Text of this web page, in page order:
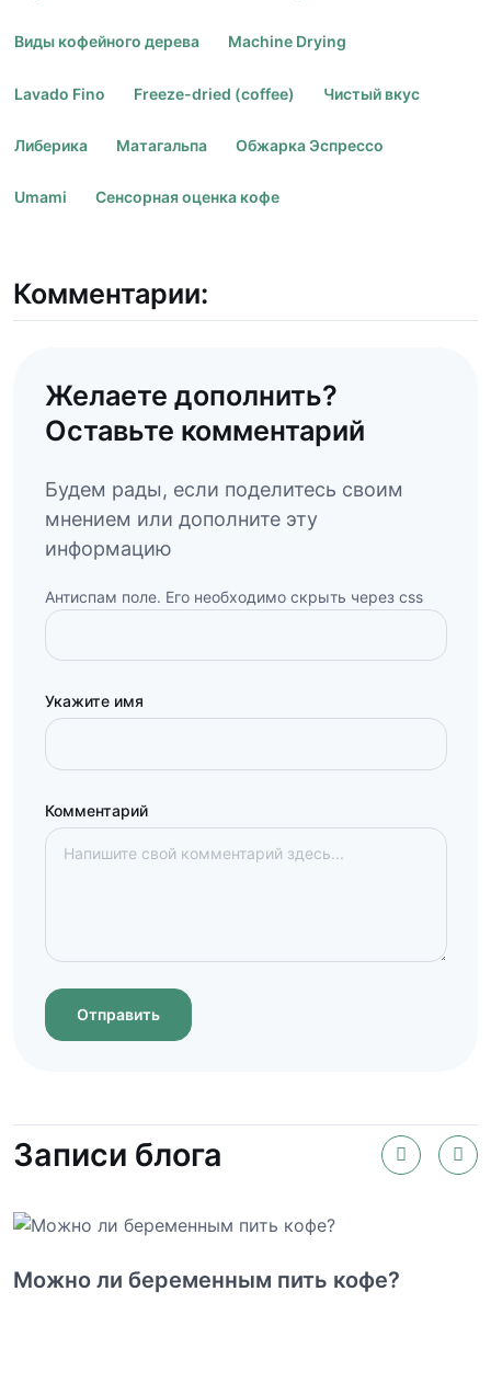
Виды кофейного дерева Machine Drying
Lavado Fino Freeze-dried (coffee) Чистый вкус
Либерика Матагальпа Обжарка Эспрессо
Umami Сенсорная оценка кофе
Комментарии:
Желаете дополнить?
Оставьте комментарий
Будем рады, если поделитесь своим
мнением или дополните эту
информацию
Антиспам поле. Его необходимо скрыть через css
Укажите имя
Комментарий
Отправить
Записи блога
Можно ли беременным пить кофе?